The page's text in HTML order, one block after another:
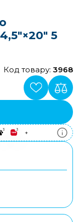
5
Код товару: 3968
3 3 +